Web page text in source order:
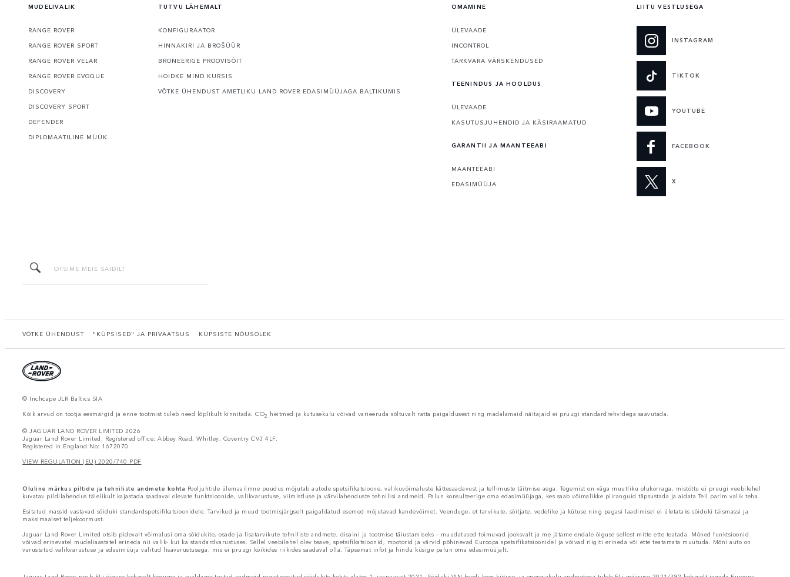
MUDELIVALIK
RANGE ROVER
RANGE ROVER SPORT
RANGE ROVER VELAR
RANGE ROVER EVOQUE
DISCOVERY
DISCOVERY SPORT
DEFENDER
DIPLOMAATILINE MÜÜK
TUTVU LÄHEMALT
KONFIGURAATOR
HINNAKIRI JA BROŠÜÜR
BRONEERIGE PROOVISÕIT
HOIDKE MIND KURSIS
VÕTKE ÜHENDUST AMETLIKU LAND ROVER EDASIMÜÜJAGA BALTIKUMIS
OMAMINE
ÜLEVAADE
INCONTROL
TARKVARA VÄRSKENDUSED
TEENINDUS JA HOOLDUS
ÜLEVAADE
KASUTUSJUHENDID JA KÄSIRAAMATUD
GARANTII JA MAANTEEABI
MAANTEEABI
EDASIMÜÜJA
LIITU VESTLUSEGA
INSTAGRAM
TIKTOK
YOUTUBE
FACEBOOK
X
VÕTKE ÜHENDUST "KÜPSISED" JA PRIVAATSUS KÜPSISTE NÕUSOLEK
© Inchcape JLR Baltics SIA
Kõik arvud on tootja eesmärgid ja enne tootmist tuleb need lõplikult kinnitada. CO2 heitmed ja kutusekulu võivad varieeruda sõltuvalt ratta paigaldusest ning madalamaid näitajaid ei pruugi standardrehvidega saavutada.
© JAGUAR LAND ROVER LIMITED 2026
Jaguar Land Rover Limited: Registered office: Abbey Road, Whitley, Coventry CV3 4LF.
Registered in England No: 1672070
VIEW REGULATION (EU) 2020/740 PDF
Oluline märkus piltide ja tehniliste andmete kohta Pooljuhtide ülemaailmne puudus mõjutab autode spetsifikatsioone, valikuvõimaluste kättesaadavust ja tellimuste täitmise aega. Tegemist on väga muutliku olukorraga, mistõttu ei pruugi veebilehel
kuvatav pildilahendus täielikult kajastada saadaval olevate funktsioonide, valikvarustuse, viimistluse ja värvilahenduste tehnilisi andmeid. Palun konsulteerige oma edasimüüjaga, kes saab võimalikke piiranguid täpsustada ja aidata Teil parim valik teha.
Esitatud massid vastavad sõiduki standardspetsifikatsioonidele. Tarvikud ja muud tootmisjärgselt paigaldatud esemed mõjutavad kandevõimet. Veenduge, et tarvikute, sõitjate, vedelike ja kütuse ning pagasi laadimisel ei ületataks sõiduki täismassi ja
maksimaalset teljekoormust.
Jaguar Land Rover Limited otsib pidevalt võimalusi oma sõidukite, osade ja lisatarvikute tehniliste andmete, disaini ja tootmise täiustamiseks – muudatused toimuvad jooksvalt ja me jätame endale õiguse sellest mitte ette teatada. Mõned funktsioonid
võivad erinevatel mudeliaastatel erineda nii valik- kui ka standardvarustuses. Sellel veebilehel olev teave, spetsifikatsioonid, mootorid ja värvid põhinevad Euroopa spetsifikatsioonidel ja võivad riigiti erineda või ette teatamata muutuda. Mõni auto on
varustatud valikvarustuse ja edasimüüja valitud lisavarustusega, mis ei pruugi kõikides riikides saadaval olla. Täpsemat infot ja hindu küsige palun oma edasimüüjalt.